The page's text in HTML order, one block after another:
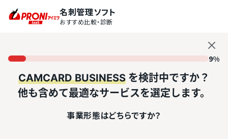
名刺管理ソフト
おすすめ比較・診断
9%
CAMCARD BUSINESS を検討中ですか？
他も含めて最適なサービスを選定します。
事業形態はどちらですか？